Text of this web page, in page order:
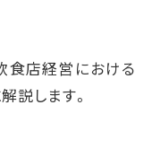
食店経営における
説します。